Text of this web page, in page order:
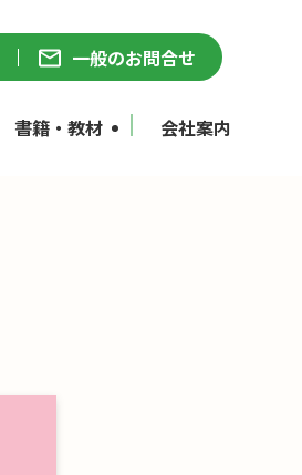
一般のお問合せ
書籍・教材 会社案内